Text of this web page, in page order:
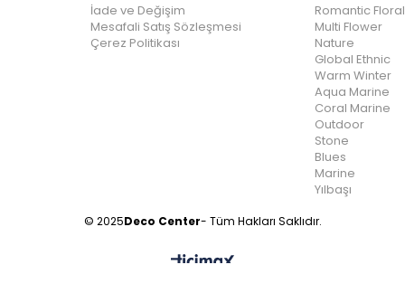
İade ve Değişim
Mesafali Satış Sözleşmesi
Çerez Politikası
Romantic Floral
Multi Flower
Nature
Global Ethnic
Warm Winter
Aqua Marine
Coral Marine
Outdoor
Stone
Blues
Marine
Yılbaşı
© 2025Deco Center- Tüm Hakları Saklıdır.